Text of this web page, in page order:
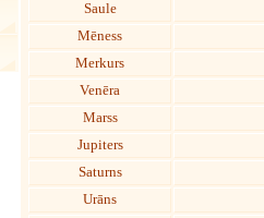
Saule
Mēness
Merkurs
Venēra
Marss
Jupiters
Saturns
Urāns